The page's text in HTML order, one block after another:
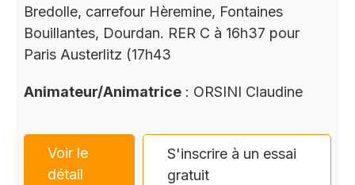
Bredolle, carrefour Hèremine, Fontaines
Bouillantes, Dourdan. RER C à 16h37 pour
Paris Austerlitz (17h43
Animateur/Animatrice : ORSINI Claudine
Voir le
détail
S'inscrire à un essai
gratuit